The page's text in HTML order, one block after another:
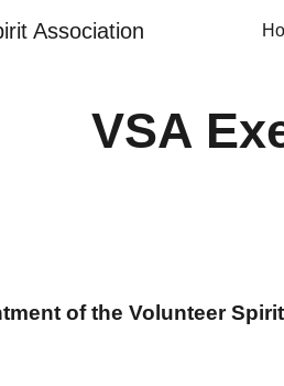
Skip to
Association
VSA
of the Volunteer